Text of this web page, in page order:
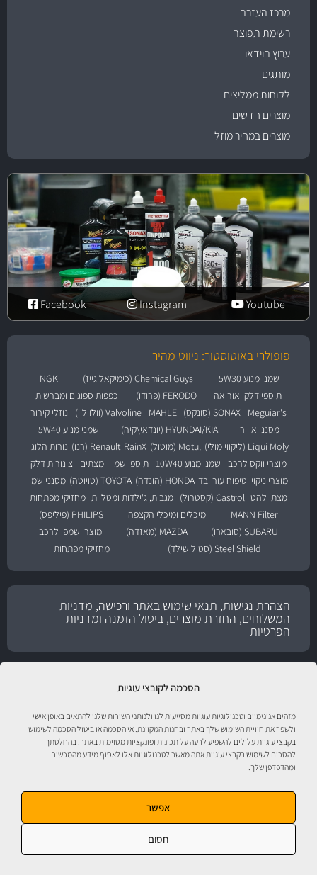
הסכמה לקובצי עוגיות
מזהים אנונימיים וטכנולוגיות עוגיות מסייעות לנו ולנותני השירות שלנו להתאים באופן אישי
ולשפר את חוויית השימוש שלך באתר ובחנות המקוונת. אי הסכמה או ביטול הסכמה לשימוש
בקבצי עוגיות עלולים להשפיע לרעה על תכונות ופונקציות מסוימות באתר. בהחלטתך
להסכים לשימוש בקבצי עוגיות אתה מאשר לטכנולוגיות אלו לאסוף מידע מהמכשיר
ומהדפדפן שלך.
אפשר
חסום
מרכז העזרה
רשימת תפוצה
ערוץ הוידאו
מותגים
לקוחות ממליצים
מוצרים חדשים
מוצרים במחיר מוזל
Youtube
Instagram
Facebook
פופולרי באוטוסטור: ניווט מהיר
שמני מנוע 5W30 Chemical Guys (כימיקאל גייז)
NGK
תוספי דלק ואוריאה
FERODO (פרודו)
כפפות ספוגים ומברשות
Meguiar's
SONAX (סונקס) MAHLE Valvoline (וולוולין)
נוזלי קירור
מסנני אוויר
HYUNDAI/KIA (יונדאי\קיה)
שמני מנוע 5W40
Liqui Moly (ליקווי מולי)
Motul (מוטול) RainX Renault (רנו)
נורות הלוגן
מוצרי ווקס לרכב
שמני מנוע 10W40 תוספי שמן מצתים
צינורות דלק
מוצרי ניקוי וטיפוח עור ובד HONDA (הונדה) TOYOTA (טויוטה)
מסנני שמן
מצתי להט Castrol (קסטרול) מגבות, ג'ילדות ומטליות מחזיקי מפתחות
MANN Filter
מיכלים ומיכלי הקצפה
PHILIPS (פיליפס)
SUBARU (סובארו)
MAZDA (מאזדה)
מוצרי שמפו לרכב
Steel Shield (סטיל שילד)
מחזיקי מפתחות
הצהרת נגישות, תנאי שימוש באתר ורכישה, מדניות
המשלוחים, החזרת מוצרים, ביטול הזמנה ומדניות
הפרטיות
אוטוסטור - ספורט מוטורי, חלקי חילוף, אביזרים, שמנים, נוזלים, חומרי עבודה ומוצרי